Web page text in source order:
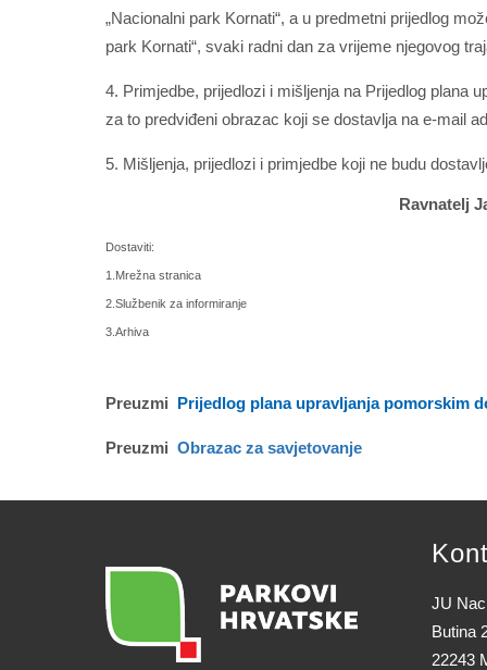
„Nacionalni park Kornati“, a u predmetni prijedlog
park Kornati“, svaki radni dan za vrijeme njegovog
4. Primjedbe, prijedlozi i mišljenja na Prijedlog plana
za to predviđeni obrazac koji se dostavlja na e-mail
5. Mišljenja, prijedlozi i primjedbe koji ne budu
Ravnatelj
Dostaviti:
1.Mrežna stranica
2.Službenik za informiranje
3.Arhiva
Preuzmi Prijedlog plana upravljanja pomorskim
Preuzmi Obrazac za savjetovanje
JU
Butina
22243